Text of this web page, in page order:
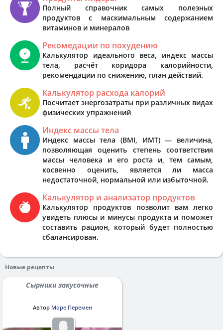
Полный справочник самых полезных
продуктов с маскимальным содержанием
витаминов и минералов
Рекомедации по похудению
Калькулятор идеального веса, индекс массы
тела, расчёт коридора калорийности,
рекомендации по снижению, план действий.
Калькулятор расхода калорий
Посчитает энергозатраты при различных видах
физических упражнений
Индекс массы тела
Индекс массы тела (BMI, ИМТ) — величина,
позволяющая оценить степень соответствия
массы человека и его роста и, тем самым,
косвенно оценить, является ли масса
недостаточной, нормальной или избыточной.
Калькулятор и анализатор продуктов
Калькулятор продуктов позволит вам легко
увидеть плюсы и минусы продукта и поможет
составить рацион, который будет полностью
сбалансирован.
Новые рецепты
Сырники закусочные
Автор Море Перемен